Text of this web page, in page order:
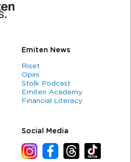
Emiten News
Riset
Opini
Stolk Podcast
Emiten Academy
Financial Literacy
Social Media